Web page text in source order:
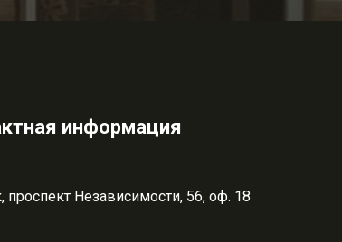
информация
проспект Независимости, 56, оф. 18